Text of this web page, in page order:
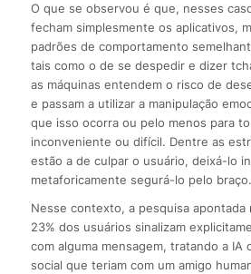
O que se observou é que, nesses
fecham simplesmente os aplicativos,
padrões de comportamento
tais como o de se despedir e dizer
as máquinas entendem o risco de
e passam a utilizar a manipulação
que isso ocorra ou pelo menos para
inconveniente ou difícil. Dentre as
estão a de culpar o usuário, deixá-lo
metaforicamente segurá-lo pelo braço.
Nesse contexto, a pesquisa apontada
23% dos usuários sinalizam
com alguma mensagem, tratando a IA
social que teriam com um amigo